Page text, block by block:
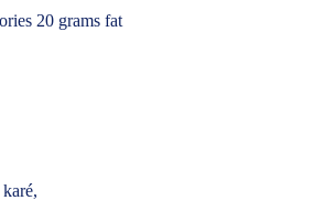
20 grams fat